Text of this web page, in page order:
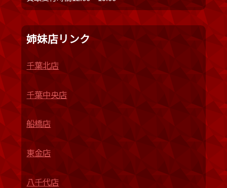
姉妹店リンク
千葉北店
千葉中央店
船橋店
東金店
八千代店